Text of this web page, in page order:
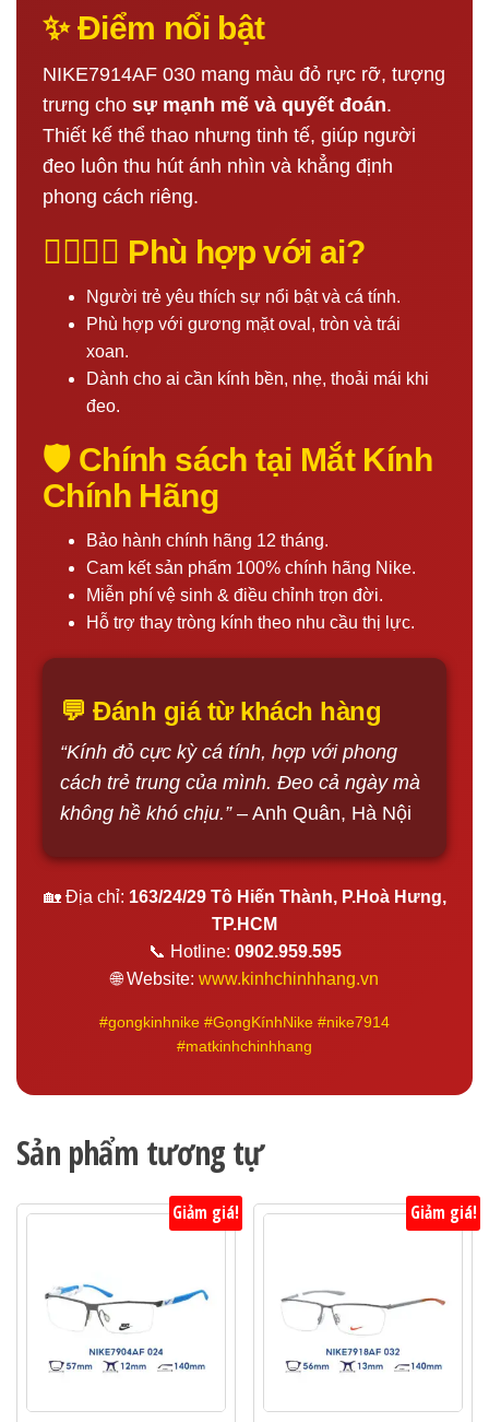
✨ Điểm nổi bật
NIKE7914AF 030 mang màu đỏ rực rỡ, tượng
trưng cho sự mạnh mẽ và quyết đoán.
Thiết kế thể thao nhưng tinh tế, giúp người
đeo luôn thu hút ánh nhìn và khẳng định
phong cách riêng.
🙋‍♂️🙋‍♀️ Phù hợp với ai?
Người trẻ yêu thích sự nổi bật và cá tính.
Phù hợp với gương mặt oval, tròn và trái
xoan.
Dành cho ai cần kính bền, nhẹ, thoải mái khi
đeo.
🛡️ Chính sách tại Mắt Kính
Chính Hãng
Bảo hành chính hãng 12 tháng.
Cam kết sản phẩm 100% chính hãng Nike.
Miễn phí vệ sinh & điều chỉnh trọn đời.
Hỗ trợ thay tròng kính theo nhu cầu thị lực.
💬 Đánh giá từ khách hàng
“Kính đỏ cực kỳ cá tính, hợp với phong
cách trẻ trung của mình. Đeo cả ngày mà
không hề khó chịu.”– Anh Quân, Hà Nội
🏡 Địa chỉ: 163/24/29 Tô Hiến Thành, P.Hoà Hưng,
TP.HCM
📞 Hotline: 0902.959.595
🌐 Website: www.kinhchinhhang.vn
#gongkinhnike #GọngKínhNike #nike7914
#matkinhchinhhang
Sản phẩm tương tự
Giảm giá! Giảm giá!